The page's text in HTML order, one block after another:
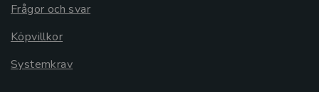
Frågor och svar
Köpvillkor
Systemkrav